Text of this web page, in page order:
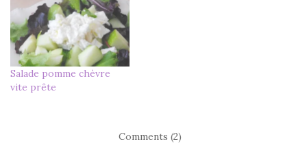
Salade pomme chèvre
vite prête
Comments (2)